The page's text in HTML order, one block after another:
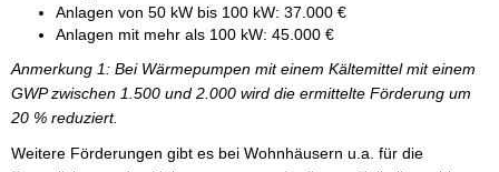
Anlagen von 50 kW bis 100 kW: 37.000 €
Anlagen mit mehr als 100 kW: 45.000 €
Anmerkung 1: Bei Wärmepumpen mit einem Kältemittel mit einem
GWP zwischen 1.500 und 2.000 wird die ermittelte Förderung um
20 % reduziert.
Weitere Förderungen gibt es bei Wohnhäusern u.a. für die